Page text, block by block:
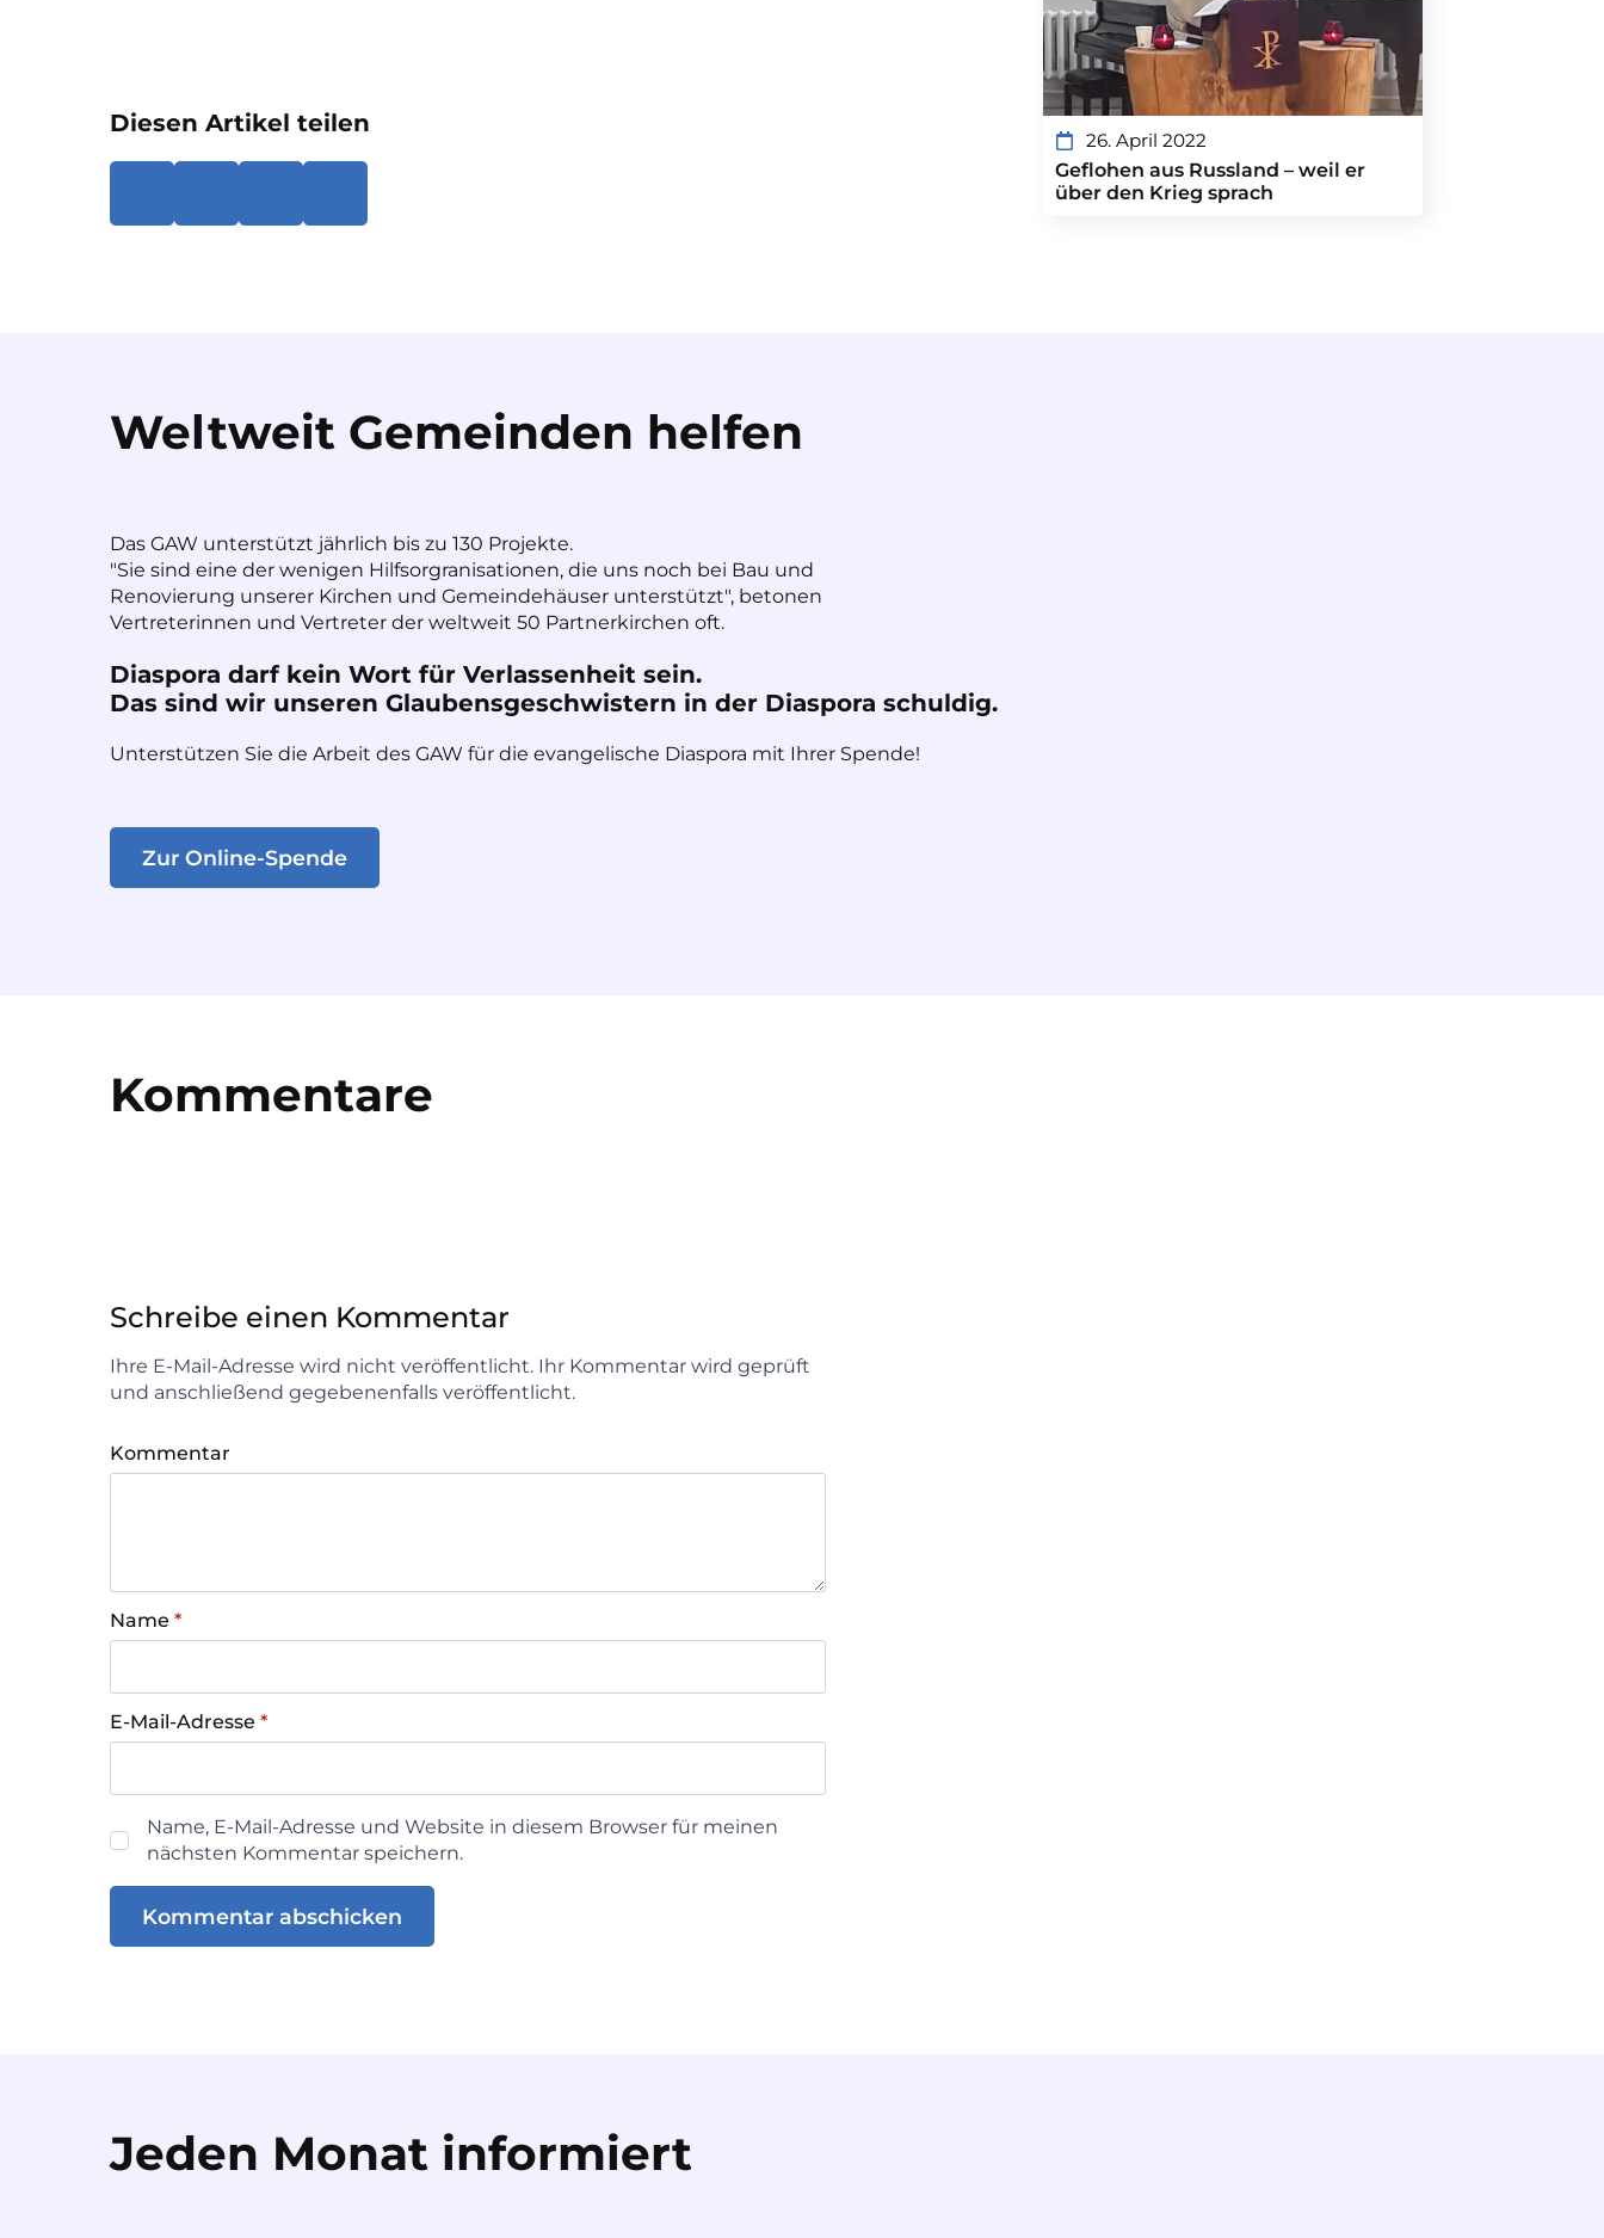
Diesen Artikel teilen
26. April 2022
Geflohen aus Russland – weil er
über den Krieg sprach
Weltweit Gemeinden helfen
Das GAW unterstützt jährlich bis zu 130 Projekte.
"Sie sind eine der wenigen Hilfsorgranisationen, die uns noch bei Bau und
Renovierung unserer Kirchen und Gemeindehäuser unterstützt", betonen
Vertreterinnen und Vertreter der weltweit 50 Partnerkirchen oft.
Diaspora darf kein Wort für Verlassenheit sein.
Das sind wir unseren Glaubensgeschwistern in der Diaspora schuldig.
Unterstützen Sie die Arbeit des GAW für die evangelische Diaspora mit Ihrer Spende!
Zur Online-Spende
Kommentare
Schreibe einen Kommentar
Ihre E-Mail-Adresse wird nicht veröffentlicht. Ihr Kommentar wird geprüft
und anschließend gegebenenfalls veröffentlicht.
Kommentar
Name *
E-Mail-Adresse *
Name, E-Mail-Adresse und Website in diesem Browser für meinen
nächsten Kommentar speichern.
Jeden Monat informiert